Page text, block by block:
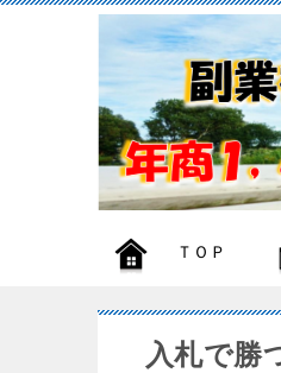
ＴＯＰ
入札で勝